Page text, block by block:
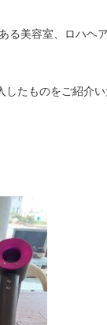
る美容室、ロハヘ
たものをご紹介い